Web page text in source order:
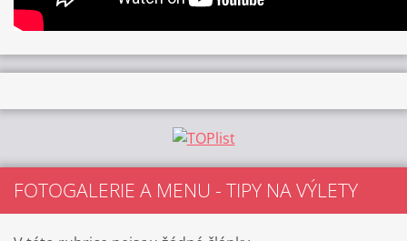
FOTOGALERIE A MENU - TIPY NA VÝLETY